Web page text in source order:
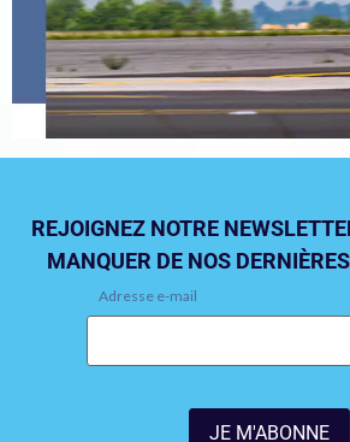
REJOIGNEZ NOTRE
MANQUER DE NOS
Adresse e-mail